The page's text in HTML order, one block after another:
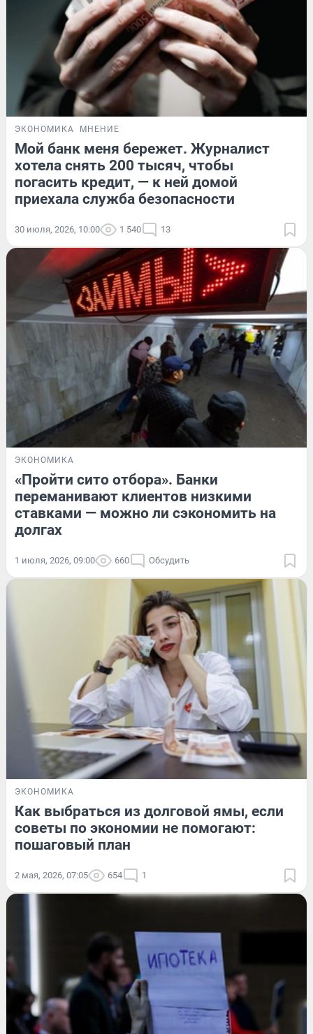
ЭКОНОМИКА МНЕНИЕ
Мой банк меня бережет. Журналист
хотела снять 200 тысяч, чтобы
погасить кредит, — к ней домой
приехала служба безопасности
30 июля, 2026, 10:00 1 540 13
ЭКОНОМИКА
«Пройти сито отбора». Банки
переманивают клиентов низкими
ставками — можно ли сэкономить на
долгах
1 июля, 2026, 09:00 660 Обсудить
ЭКОНОМИКА
Как выбраться из долговой ямы, если
советы по экономии не помогают:
пошаговый план
2 мая, 2026, 07:05 654 1